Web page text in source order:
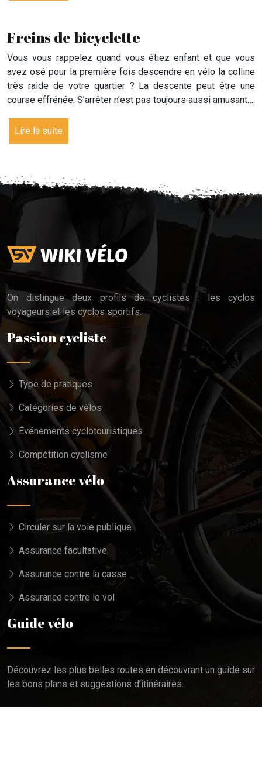
Freins de bicyclette
Vous vous rappelez quand vous étiez enfant et que vous
avez osé pour la première fois descendre en vélo la colline
très raide de votre quartier ? La descente peut être une
course effrénée. S’arrêter n’est pas toujours aussi amusant….
Lire la suite
On distingue deux profils de cyclistes : les cyclos
voyageurs et les cyclos sportifs.
Passion cycliste
Type de pratiques
Catégories de vélos
Événements cyclotouristiques
Compétition cyclisme
Assurance vélo
Circuler sur la voie publique
Assurance facultative
Assurance contre la casse
Assurance contre le vol
Guide vélo
Découvrez les plus belles routes en découvrant un guide sur
les bons plans et suggestions d’itinéraires.